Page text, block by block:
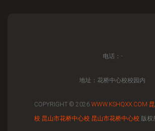
电话：-
地址：花桥中心校校园内
COPYRIGHT © 2026 WWW.KSHQXX.COM
校 昆山市花桥中心校 昆山市花桥中心校版权